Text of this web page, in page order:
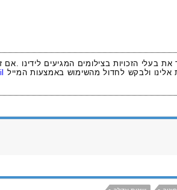
את בעלי הזכויות בצילומים המגיעים לידינו
אלינו ולבקש לחדול מהשימוש באמצעות המייל